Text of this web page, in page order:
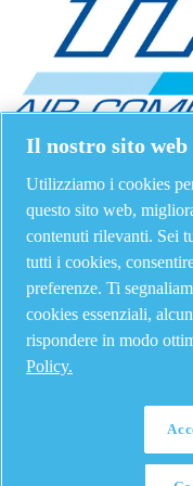
Il nostro sito
Utilizziamo i cookies
questo sito web,
contenuti rilevanti. Sei
tutti i cookies,
preferenze. Ti
cookies essenziali,
rispondere in modo
Policy.